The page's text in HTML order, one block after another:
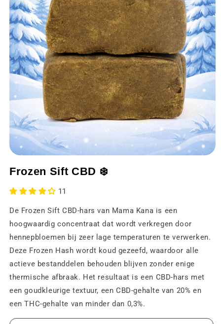
1
openen
een
modaal
Frozen Sift CBD ❄️
11
De Frozen Sift CBD-hars van Mama Kana is een
hoogwaardig concentraat dat wordt verkregen door
hennepbloemen bij zeer lage temperaturen te verwerken.
Deze Frozen Hash wordt koud gezeefd, waardoor alle
actieve bestanddelen behouden blijven zonder enige
thermische afbraak. Het resultaat is een CBD-hars met
een goudkleurige textuur, een CBD-gehalte van 20% en
een THC-gehalte van minder dan 0,3%.